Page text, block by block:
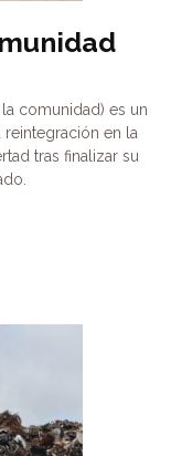
comunidad) es un
en la
tras finalizar su